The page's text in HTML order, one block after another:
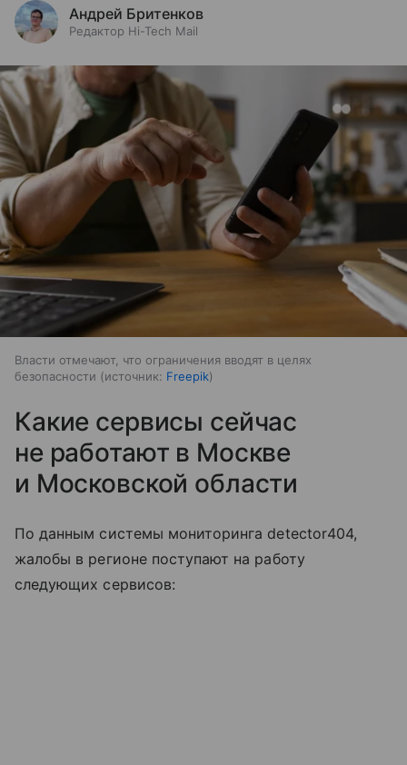
Андрей Бритенков
Редактор Hi-Tech Mail
Власти отмечают, что ограничения вводят в целях
безопасности
источник: Freepik
Какие сервисы сейчас
не работают в Москве
и Московской области
По данным системы мониторинга detector404,
жалобы в регионе поступают на работу
следующих сервисов: